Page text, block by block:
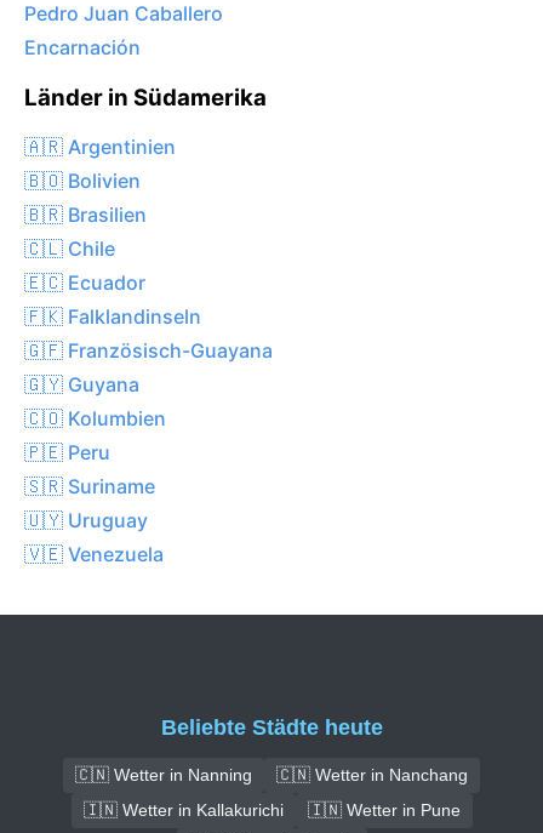
Pedro Juan Caballero
Encarnación
Länder in Südamerika
🇦🇷 Argentinien
🇧🇴 Bolivien
🇧🇷 Brasilien
🇨🇱 Chile
🇪🇨 Ecuador
🇫🇰 Falklandinseln
🇬🇫 Französisch-Guayana
🇬🇾 Guyana
🇨🇴 Kolumbien
🇵🇪 Peru
🇸🇷 Suriname
🇺🇾 Uruguay
🇻🇪 Venezuela
Beliebte Städte heute
🇨🇳 Wetter in Nanning
🇨🇳 Wetter in Nanchang
🇮🇳 Wetter in Kallakurichi
🇮🇳 Wetter in Pune